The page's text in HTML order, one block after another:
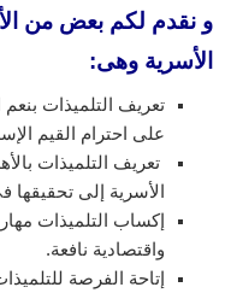
و نقدم لكم بعض من
الأسرية وهى:
تعريف التلميذات بنعم
على احترام القيم
تعريف التلميذات
الأسرية إلى تحقيقها
إكساب التلميذات
واقتصادية نافعة.
إتاحة الفرصة